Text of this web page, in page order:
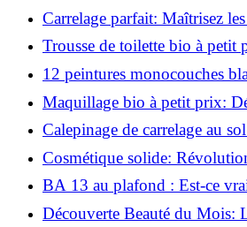
Chouchouter Pour Moins de
Carrelage parfait: Maîtrisez
facilement!
Trousse de toilette bio à petit
pour moins de 25€!
12 peintures monocouches
Découvrez les meilleures
Maquillage bio à petit prix:
s'équiper pour moins de 50€!
Calepinage de carrelage au
astuces incontournables!
Cosmétique solide:
beauté pour zéro déchet!
BA 13 au plafond : Est-ce
coller ?
Découverte Beauté du Mois: